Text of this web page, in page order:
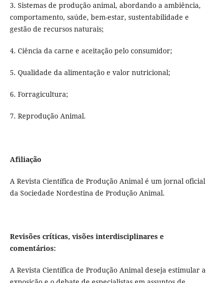
3. Sistemas de produção animal, abordando a ambiência,
comportamento, saúde, bem-estar, sustentabilidade e
gestão de recursos naturais;
4. Ciência da carne e aceitação pelo consumidor;
5. Qualidade da alimentação e valor nutricional;
6. Forragicultura;
7. Reprodução Animal.
Afiliação
A Revista Científica de Produção Animal é um jornal oficial
da Sociedade Nordestina de Produção Animal.
Revisões críticas, visões interdisciplinares e
comentários:
A Revista Científica de Produção Animal deseja estimular a